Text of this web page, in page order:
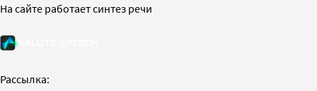
На сайте работает синтез речи
Рассылка: